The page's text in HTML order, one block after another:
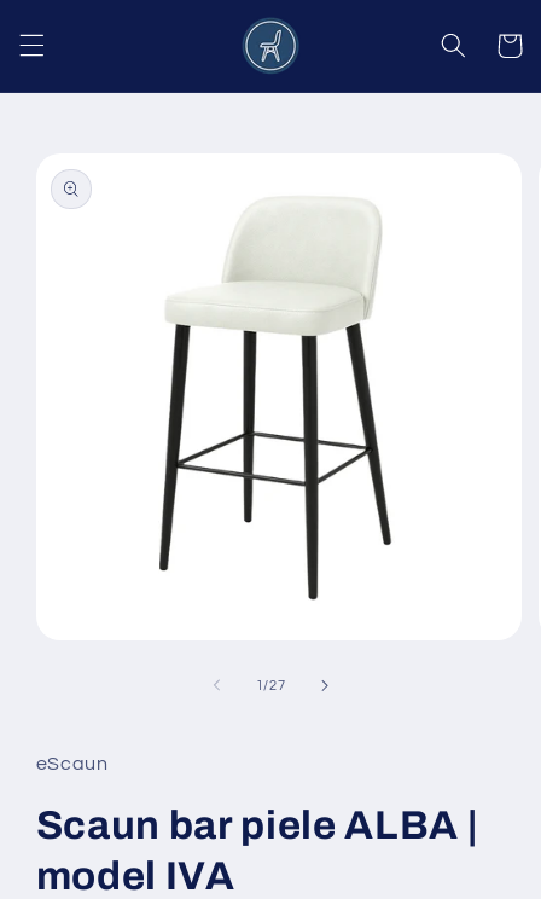
conținut
Coș
informațiile
despre
produs
fereastră
modală
1 /din
27
eScaun
Scaun bar piele ALBA |
model IVA